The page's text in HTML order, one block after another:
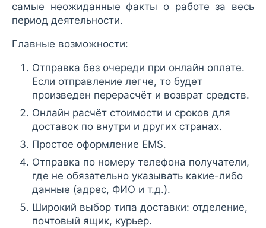
самые неожиданные факты о работе за весь
период деятельности.
Главные возможности:
Отправка без очереди при онлайн оплате.
Если отправление легче, то будет
произведен перерасчёт и возврат средств.
Онлайн расчёт стоимости и сроков для
доставок по внутри и других странах.
Простое оформление EMS.
Отправка по номеру телефона получатели,
где не обязательно указывать какие-либо
данные (адрес, ФИО и т.д.).
Широкий выбор типа доставки: отделение,
почтовый ящик, курьер.